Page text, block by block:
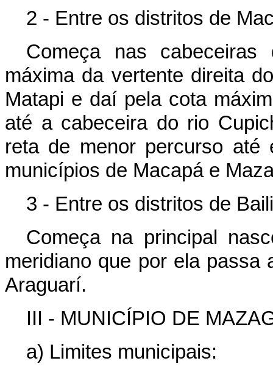
2 - Entre os distritos de
Começa nas
máxima da vertente direita
Matapi e daí pela cota
até a cabeceira do rio
reta de menor percurso até
municípios de Macapá e
3 - Entre os distritos de
Começa na principal
meridiano que por ela passa
Araguarí.
III - MUNICÍPIO DE
a) Limites municipais: